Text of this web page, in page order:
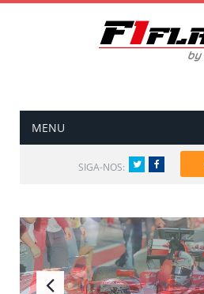
MENU
SIGA-NOS: TwitterFacebook